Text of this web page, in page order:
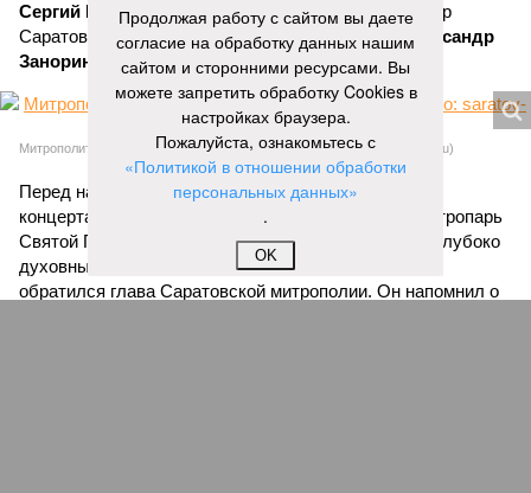
Сергий Штурбабин, представители епархии, ректор
Саратовской государственной консерваторииАлександр
Занорин
и многие другие.
Митрополит Саратовский и Вольский Игнатий (фото: saratov-eparhia.ru)
Перед началом основной программы все участники
концерта, выстроившись на сцене, хором пропели тропарь
Святой Пасхи, задав тем самым торжественный и глубоко
духовный тон всему вечеру. Затем к собравшимся
обратился глава Саратовской митрополии. Он напомнил о
Продолжая работу с сайтом вы даете
согласие на обработку данных нашим
сайтом и сторонними ресурсами. Вы
можете запретить обработку Cookies в
настройках браузера.
Пожалуйста, ознакомьтесь с
«Политикой в отношении обработки
персональных данных»
.
OK